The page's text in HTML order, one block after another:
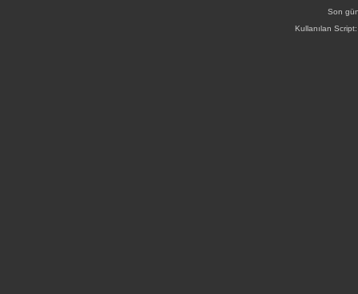
Son
Kullanılan